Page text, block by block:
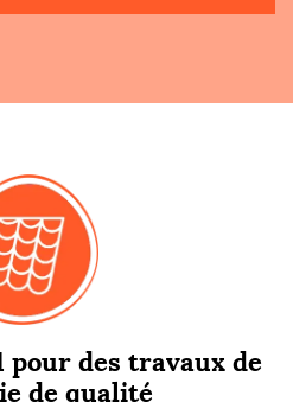
pour des travaux de
de qualité